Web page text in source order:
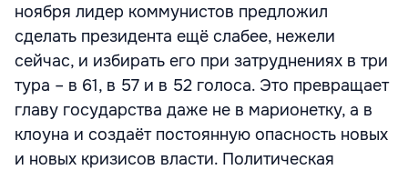
ноября лидер коммунистов предложил
сделать президента ещё слабее, нежели
сейчас, и избирать его при затруднениях в три
тура – в 61, в 57 и в 52 голоса. Это превращает
главу государства даже не в марионетку, а в
клоуна и создаёт постоянную опасность новых
и новых кризисов власти. Политическая